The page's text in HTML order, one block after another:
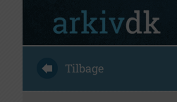
Tilbage